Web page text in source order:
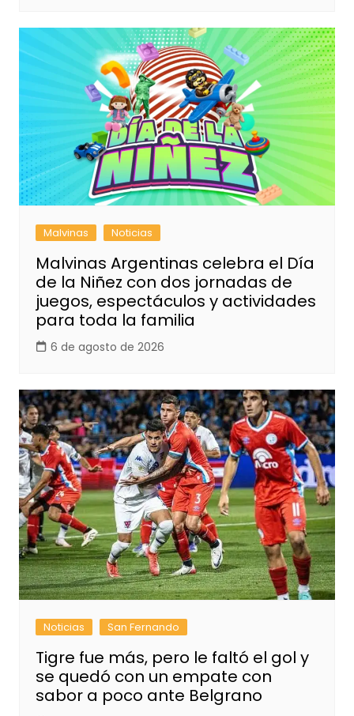
Malvinas Noticias
Malvinas Argentinas celebra el Día
de la Niñez con dos jornadas de
juegos, espectáculos y actividades
para toda la familia
6 de agosto de 2026
Noticias San Fernando
Tigre fue más, pero le faltó el gol y
se quedó con un empate con
sabor a poco ante Belgrano